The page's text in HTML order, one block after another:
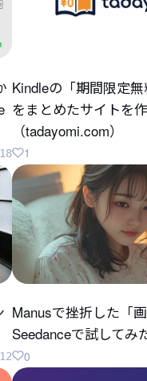
Kindleの「期間限定
をまとめたサイトを
（tadayomi.com）
1
Manusで挫折した「
Seedanceで試してみ
0